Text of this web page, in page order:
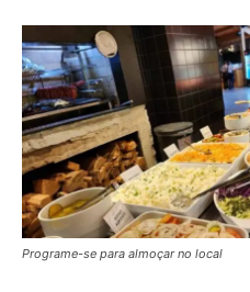
Programe-se para almoçar no local